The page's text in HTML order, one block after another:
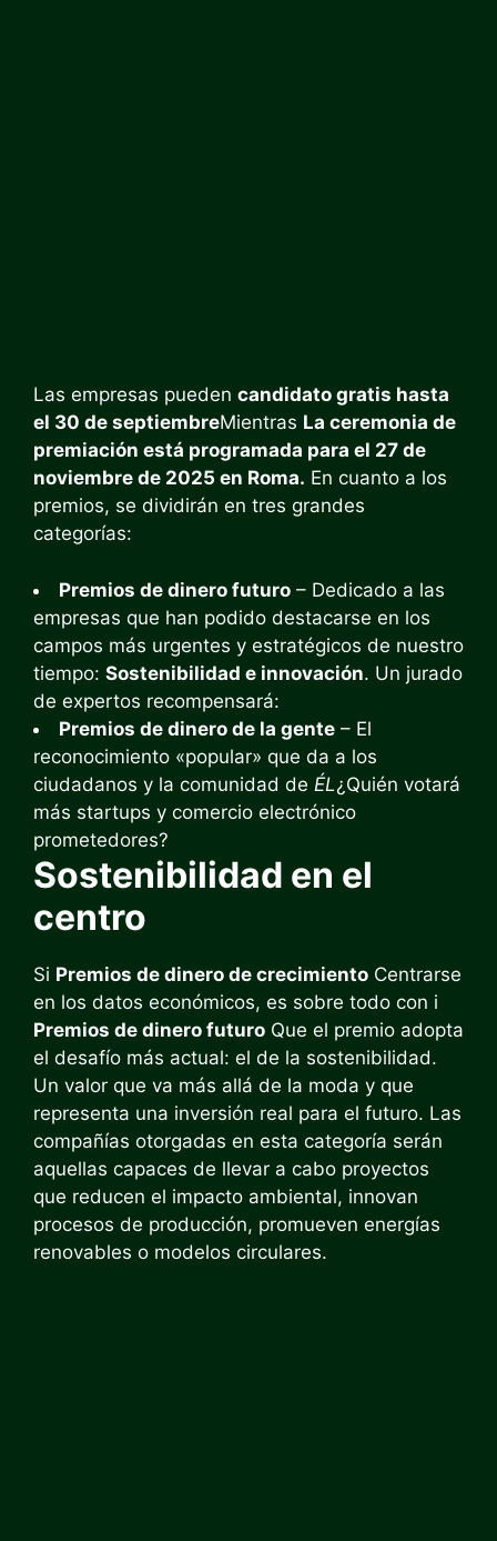
Las empresas pueden candidato gratis hasta
el 30 de septiembreMientras La ceremonia de
premiación está programada para el 27 de
noviembre de 2025 en Roma. En cuanto a los
premios, se dividirán en tres grandes
categorías:
Premios de dinero futuro – Dedicado a las
empresas que han podido destacarse en los
campos más urgentes y estratégicos de nuestro
tiempo: Sostenibilidad e innovación. Un jurado
de expertos recompensará:
Premios de dinero de la gente – El
reconocimiento «popular» que da a los
ciudadanos y la comunidad de ÉL¿Quién votará
más startups y comercio electrónico
prometedores?
Sostenibilidad en el
centro
Si Premios de dinero de crecimiento Centrarse
en los datos económicos, es sobre todo con i
Premios de dinero futuro Que el premio adopta
el desafío más actual: el de la sostenibilidad.
Un valor que va más allá de la moda y que
representa una inversión real para el futuro. Las
compañías otorgadas en esta categoría serán
aquellas capaces de llevar a cabo proyectos
que reducen el impacto ambiental, innovan
procesos de producción, promueven energías
renovables o modelos circulares.